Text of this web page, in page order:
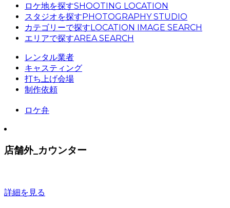
ロケ地を探すSHOOTING LOCATION
スタジオを探すPHOTOGRAPHY STUDIO
カテゴリーで探すLOCATION IMAGE SEARCH
エリアで探すAREA SEARCH
レンタル業者
キャスティング
打ち上げ会場
制作依頼
ロケ弁
店舗外_カウンター
詳細を見る